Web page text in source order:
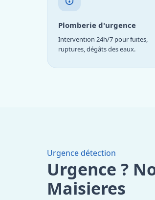
Plomberie d'urgence
Intervention 24h/7 pour fuites,
ruptures, dégâts des eaux.
Urgence détection
Urgence ?
Maisieres